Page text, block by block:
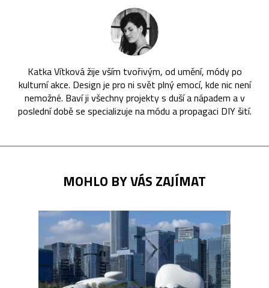
Katka Vítková žije vším tvořivým, od umění, módy po
kulturní akce. Design je pro ni svět plný emocí, kde nic není
nemožné. Baví ji všechny projekty s duší a nápadem a v
poslední době se specializuje na módu a propagaci DIY šití.
MOHLO BY VÁS ZAJÍMAT